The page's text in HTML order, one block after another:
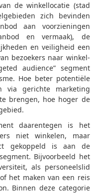
de winkellocatie (stad
zich bevinden
aan voorzieningen
en vermaak), de
en veiligheid een
bezoekers naar winkel­
audience” segment
Hoe beter potentiële
via gerichte marketing
brengen, hoe hoger de
daarentegen is het
niet winkelen, maar
gekoppeld is aan de
Bijvoorbeeld het
als personeelslid
het maken van een reis
Binnen deze categorie